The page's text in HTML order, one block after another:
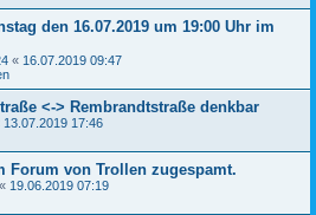
den 16.07.2019 um 19:00 Uhr im
« 16.07.2019 09:47
<-> Rembrandtstraße denkbar
13.07.2019 17:46
Forum von Trollen zugespamt.
« 19.06.2019 07:19